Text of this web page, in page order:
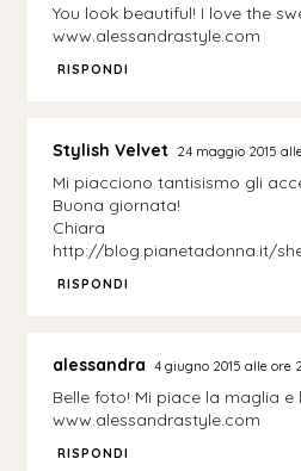
You look beautiful! I love the
www.alessandrastyle.com
RISPONDI
Stylish Velvet 24 maggio 2015
Mi piacciono tantisismo gli
Buona giornata!
Chiara
http://blog.pianetadonna.it/
RISPONDI
alessandra 4 giugno 2015 alle ore
Belle foto! Mi piace la maglia e
www.alessandrastyle.com
RISPONDI